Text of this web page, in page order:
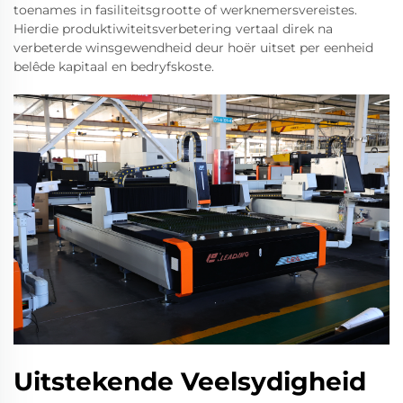
toenames in fasiliteitsgrootte of werknemersvereistes.
Hierdie produktiwiteitsverbetering vertaal direk na
verbeterde winsgewendheid deur hoër uitset per eenheid
belêde kapitaal en bedryfskoste.
Uitstekende Veelsydigheid